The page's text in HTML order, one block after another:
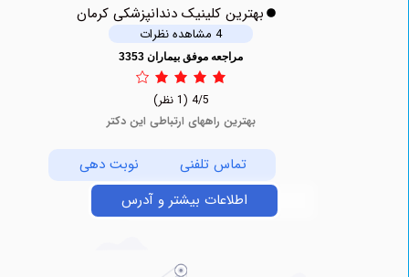
بهترین کلینیک دندانپزشکی کرمان
مراجعه موفق بیماران 3353
بهترین راههای ارتباطی این دکتر
تماس تلفنی
نوبت دهی
اطلاعات بیشتر و آدرس